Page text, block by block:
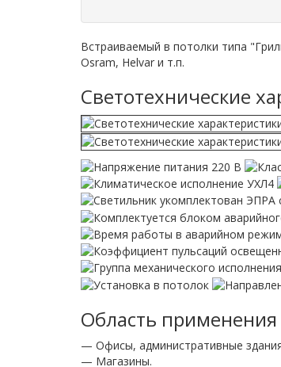
Встраиваемый в потолки типа
Osram, Helvar и т.п.
Светотехнические
Область применения
— Офисы, административные
— Магазины.